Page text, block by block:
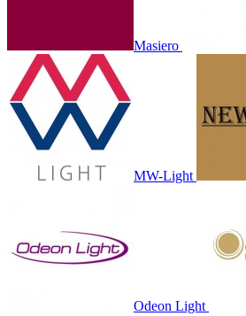
Masiero
MW-Light
Odeon Light